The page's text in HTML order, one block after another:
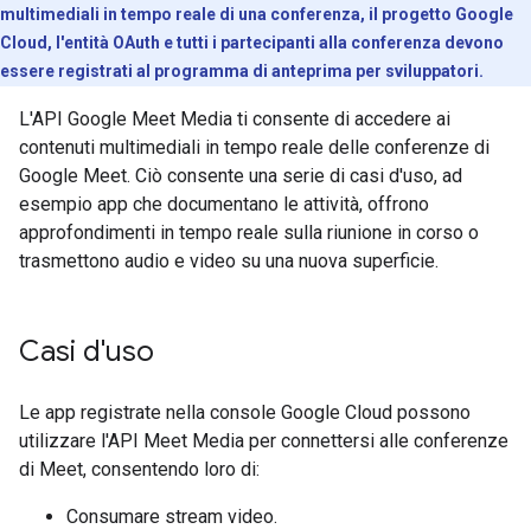
multimediali in tempo reale di una conferenza, il progetto Google
Cloud, l'entità OAuth e tutti i partecipanti alla conferenza devono
essere registrati al programma di anteprima per sviluppatori.
L'API Google Meet Media ti consente di accedere ai
contenuti multimediali in tempo reale delle conferenze di
Google Meet. Ciò consente una serie di casi d'uso, ad
esempio app che documentano le attività, offrono
approfondimenti in tempo reale sulla riunione in corso o
trasmettono audio e video su una nuova superficie.
Casi d'uso
Le app registrate nella console Google Cloud possono
utilizzare l'API Meet Media per connettersi alle conferenze
di Meet, consentendo loro di:
Consumare stream video.